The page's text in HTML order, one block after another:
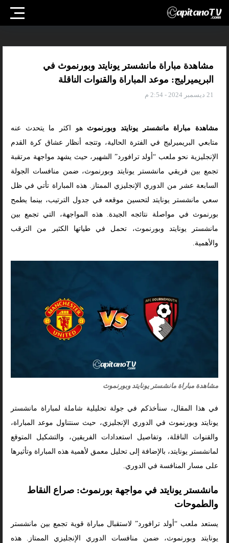
مشاهدة مباراة مانشستر يونايتد وبورنموث في
البريميرليج: موعد المباراة والقنوات الناقلة
21 ديسمبر 2024 - 2:54 م
مشاهدة مباراة مانشستر يونايتد وبورنموث هو اكثر ما يتحدث عنه
متابعي البريميرليج في الفترة الحالية، وتتجه أنظار عشاق كرة القدم
الإنجليزية نحو ملعب “أولد ترافورد” الشهير، حيث يشهد مواجهة مرتقبة
تجمع بين فريقي مانشستر يونايتد وبورنموث، ضمن منافسات الجولة
السابعة عشر من الدوري الإنجليزي الممتاز. هذه المباراة تأتي في ظل
سعي مانشستر يونايتد لتحسين موقعه في جدول الترتيب، بينما يطمح
بورنموث في مواصلة نتائجه الجيدة. هذه المواجهة، التي تجمع بين
مانشستر يونايتد وبورنموث، تحمل في طياتها الكثير من الترقب
والأهمية.
مشاهدة مباراة مانشستر يونايتد وبورنموث
في هذا المقال، سنأخذكم في جولة تحليلية شاملة لمباراة مانشستر
يونايتد وبورنموث في الدوري الإنجليزي، حيث سنتناول موعد المباراة،
والقنوات الناقلة، وتفاصيل استعدادات الفريقين، والتشكيل المتوقع
لمانشستر يونايتد، بالإضافة إلى تحليل معمق لأهمية هذه المباراة وتأثيرها
على مسار المنافسة في الدوري.
مانشستر يونايتد في مواجهة بورنموث: صراع النقاط
والطموحات
يستعد ملعب “أولد ترافورد” لاستقبال مباراة قوية تجمع بين مانشستر
يونايتد وبورنموث، ضمن منافسات الدوري الإنجليزي الممتاز. هذه